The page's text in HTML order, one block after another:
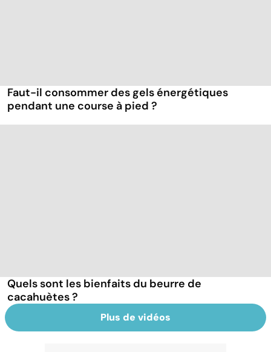
Faut-il consommer des gels énergétiques
pendant une course à pied ?
Quels sont les bienfaits du beurre de
cacahuètes ?
Plus de vidéos